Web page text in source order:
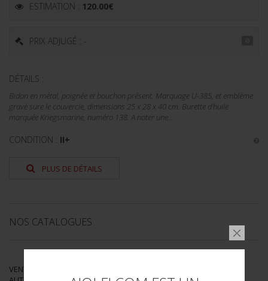
ESTIMATION : 120.00€
PRIX ADJUGÉ : -
DÉTAILS :
Bidon en métal, poignée et bouchon présent. Marquage U-385, et emblème
gravé sure le couvercle, dimensions 25 x 28 x 40 cm. Burette d'huile
marquée Kriegsmarine, numéro 138. A noter une...
CONDITION : II+
PLUS DE DÉTAILS
NOS CATALOGUES
VENTES D'OBJETS MILITAIRES ET DE SOUVENIRS HISTORIQUES